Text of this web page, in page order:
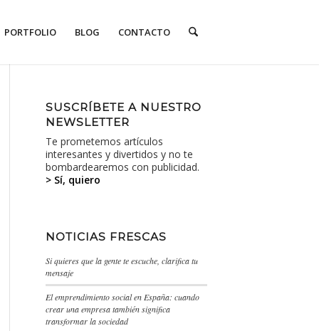
PORTFOLIO BLOG CONTACTO
SUSCRÍBETE A NUESTRO
NEWSLETTER
Te prometemos artículos
interesantes y divertidos y no te
bombardearemos con publicidad.
> Sí, quiero
NOTICIAS FRESCAS
Si quieres que la gente te escuche, clarifica tu
mensaje
El emprendimiento social en España: cuando
crear una empresa también significa
transformar la sociedad